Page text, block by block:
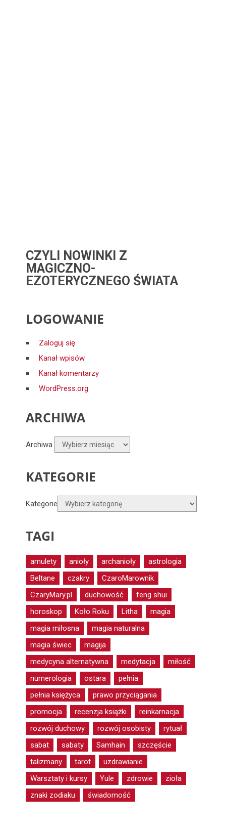
CZYLI NOWINKI Z
MAGICZNO-
EZOTERYCZNEGO ŚWIATA
LOGOWANIE
Zaloguj się
Kanał wpisów
Kanał komentarzy
WordPress.org
ARCHIWA
Archiwa
KATEGORIE
Kategorie
TAGI
amulety anioły archanioły
astrologia
Beltane
czakry
CzaroMarownik
CzaryMary.pl
duchowość
feng shui
horoskop
Koło Roku Litha
magia
magia miłosna
magia naturalna
magia świec
magija
medycyna alternatywna
medytacja
miłość
numerologia
ostara
pełnia
pełnia księżyca
prawo przyciągania
promocja
recenzja książki
reinkarnacja
rozwój duchowy
rozwój osobisty
rytuał
sabat
sabaty Samhain
szczęście
talizmany
tarot
uzdrawianie
Warsztaty i kursy
Yule zdrowie
zioła
znaki zodiaku
świadomość